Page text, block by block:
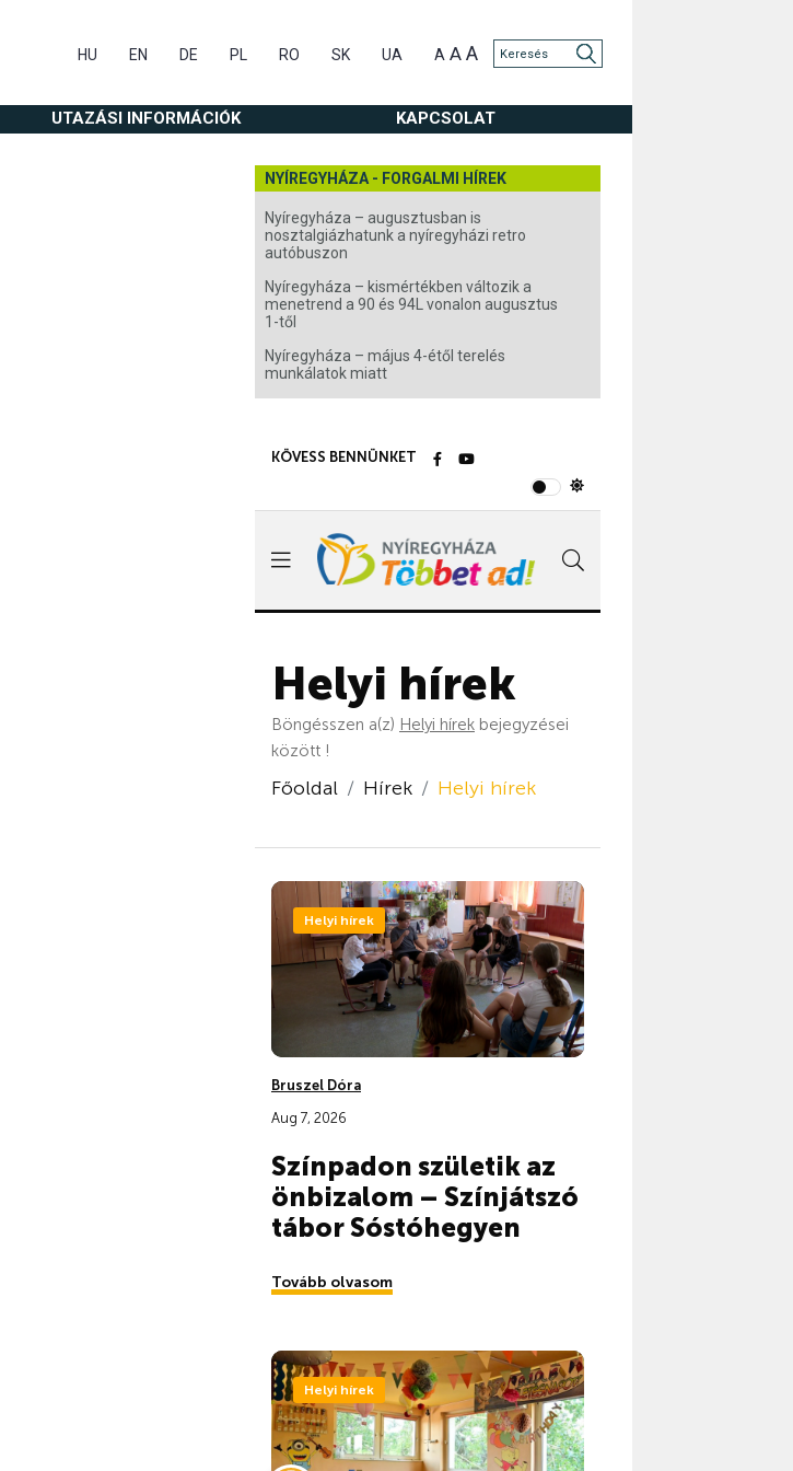
HU EN DE PL RO SK UA A A A
UTAZÁSI INFORMÁCIÓK KAPCSOLAT
NYÍREGYHÁZA - FORGALMI HÍREK
Nyíregyháza – augusztusban is
nosztalgiázhatunk a nyíregyházi retro
autóbuszon
Nyíregyháza – kismértékben változik a
menetrend a 90 és 94L vonalon augusztus
1-től
Nyíregyháza – május 4-étől terelés
munkálatok miatt